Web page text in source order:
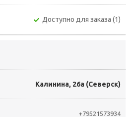
Доступно для заказа (1)
Калинина, 26а (Северск)
+79521573934